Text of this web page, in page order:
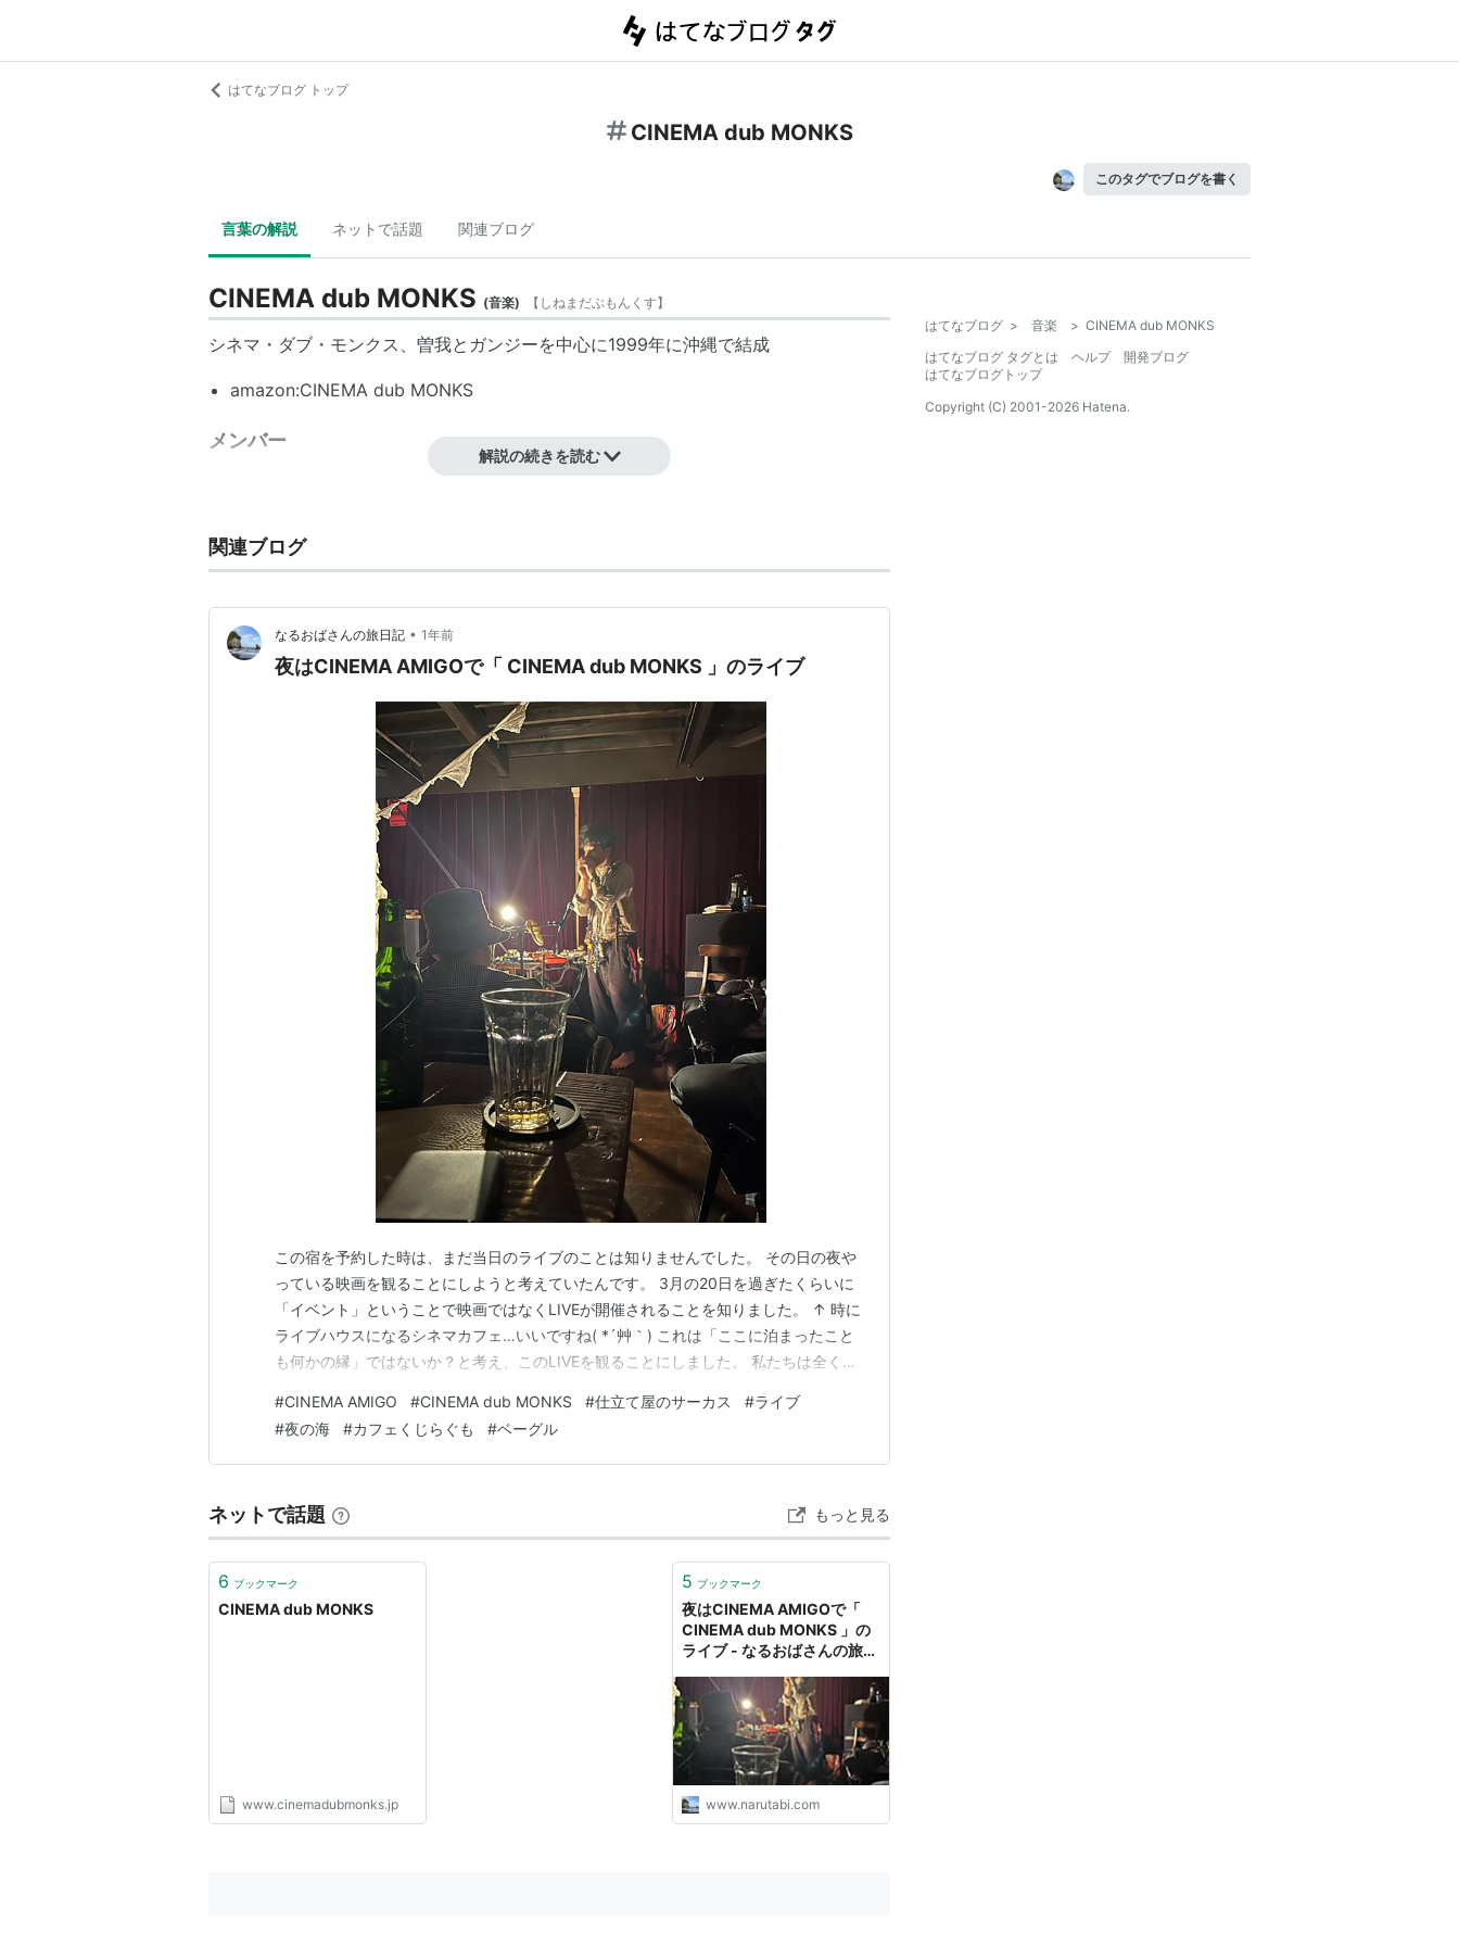
はてなブログ トップ
CINEMA dub MONKS
このタグでブログを書く
言葉の解説 ネットで話題 関連ブログ
CINEMA dub MONKS (音楽) 【 しねまだぶもんくす】
シネマ・ダブ・モンクス 、曽我とガンジーを中心に1999年に沖縄で結成
amazon:CINEMA dub MONKS
メンバー
ガンジー西垣：Wood Bass
石川徹：Slide Work
アルバム
cinema,duo
CD+DVDダブルパック仕様
定価￥2,800 (税抜価格￥2,667)
RDR-3006 STEREO
plants / RD RECORDS
序 町 とめどない感情 戻りたい家 雲間と雲間 渋茶２杯の会話 ある夜、軒先 結
それは確かに、映画を観るときとちょっと似てるかも。
でも、それよりさらに生々しくて 鼻をつくような人の
においがする、、、濃い時間だった。
原田 郁子(クラムボン)談
※ライナーノーツより抜粋
TRES~sometimes on a field kickin’a ball（2004年5月） ASIN:B0001Z31W8
フルート、ピアニカ、木琴、ウクレレにくわえてテープ・レコーダーで雑踏などのサウ
ンドを操る曽我大穂と
ウッドベースやベースなどでボトムを支えるガンジー西垣による音の会話〜演奏とその
ステージに映写器で
スライドを映す石川徹によって、その場ごとにストーリーをつくりあげる、その独特の
ライヴ・パフォーマン
スで観る者の度胆を抜いてきたCINEMA dub MONKS。
フルート、ウッドベース、パーカッション、ピアニカ、サンプラーなどの楽器を使い、
各地でフィールドレコー
ディングした音を絡ませ、ステージ全体に映像を映し、音と人と映像をミックスし
た、“一本の映画”のような
2002年、バルセロナに活動拠点を置き、50本以上のライヴをバルセロナ、パリ、ベル
解説の続きを読む
関連ブログ
なるおばさんの旅日記 • 1年前
夜はCINEMA AMIGOで「 CINEMA dub MONKS 」のライブ
この宿を予約した時は、まだ当日のライブのことは知りませんでした。 その日の夜や
っている映画を観ることにしようと考えていたんです。 3月の20日を過ぎたくらいに
「イベント」ということで映画ではなくLIVEが開催されることを知りました。 ↑ 時に
ライブハウスになるシネマカフェ…いいですね( *´艸｀) これは「ここに泊まったこと
も何かの縁」ではないか？と考え、このLIVEを観ることにしました。 私たちは全く知
中で、それらのミュージシャンとの関連がある方でもあることが分かったそうです。
（友人はラップやHIPHOPなども…
#CINEMA AMIGO #CINEMA dub MONKS #仕立て屋のサーカス #ライブ
#夜の海 #カフェくじらぐも #ベーグル
ネットで話題 もっと見る
6 ブックマーク
CINEMA dub MONKS
www.cinemadubmonks.jp
5 ブックマーク
夜はCINEMA AMIGOで「
CINEMA dub MONKS 」の
ライブ - なるおばさんの旅日
www.narutabi.com
はてなブログ > 音楽 > CINEMA dub MONKS
はてなブログ タグとは
ヘルプ
開発ブログ
はてなブログトップ
Copyright (C) 2001-2026 Hatena.